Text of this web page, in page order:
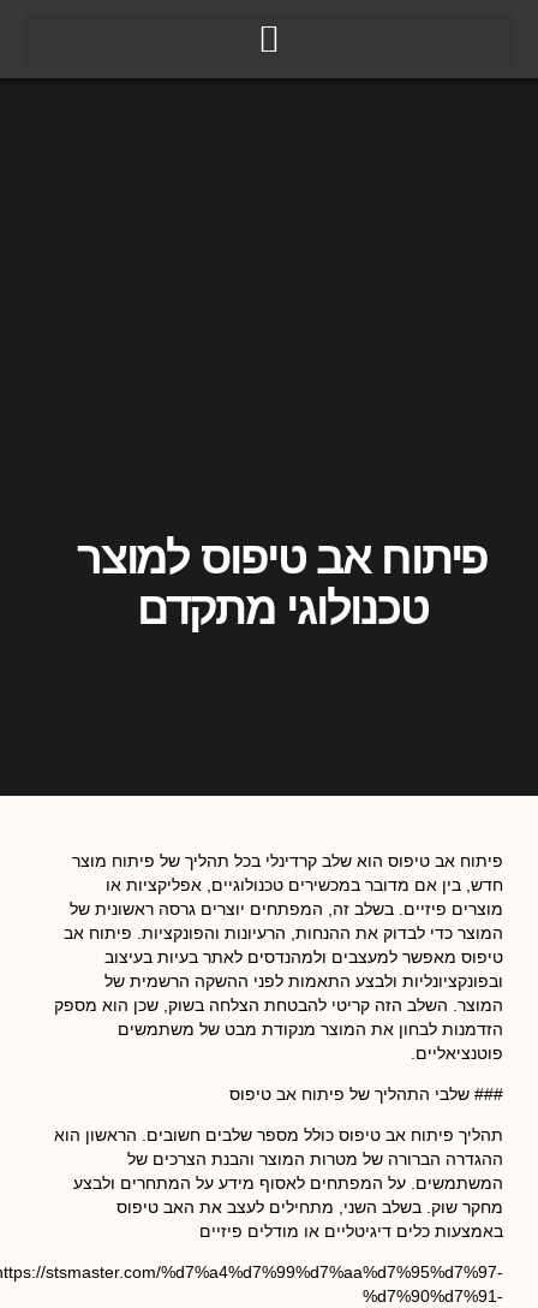
פיתוח אב טיפוס למוצר
טכנולוגי מתקדם
אב טיפוס הוא שלב קרדינלי בכל תהליך של פיתוח מוצר
בין אם מדובר במכשירים טכנולוגיים, אפליקציות או
פיזיים. בשלב זה, המפתחים יוצרים גרסה ראשונית של
כדי לבדוק את ההנחות, הרעיונות והפונקציות. פיתוח אב
מאפשר למעצבים ולמהנדסים לאתר בעיות בעיצוב
ולבצע התאמות לפני ההשקה הרשמית של
השלב הזה קריטי להבטחת הצלחה בשוק, שכן הוא מספק
לבחון את המוצר מנקודת מבט של משתמשים
שלבי התהליך של פיתוח אב טיפוס
פיתוח אב טיפוס כולל מספר שלבים חשובים. הראשון הוא
הברורה של מטרות המוצר והבנת הצרכים של
על המפתחים לאסוף מידע על המתחרים ולבצע
שוק. בשלב השני, מתחילים לעצב את האב טיפוס
כלים דיגיטליים או מודלים פיזיים
https://stsmaster.com/